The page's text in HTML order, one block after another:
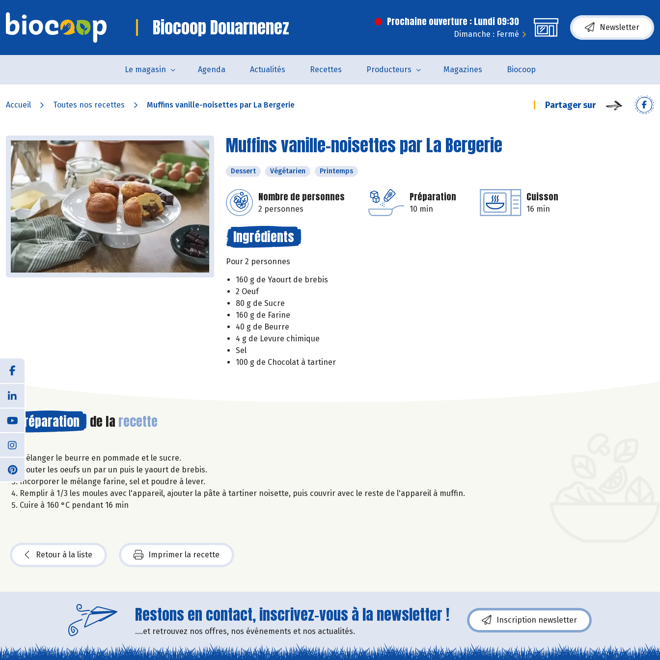
Biocoop Douarnenez Prochaine ouverture : Lundi 09:30
Dimanche : Fermé
Newsletter
Le magasin Agenda Actualités Recettes Producteurs Magazines Biocoop
Accueil Toutes nos recettes Muffins vanille-noisettes par La Bergerie Partager sur
Muffins vanille-noisettes par La Bergerie
Dessert Végétarien Printemps
Nombre de personnes
2 personnes
Préparation
10 min
Cuisson
16 min
Ingrédients
Pour 2 personnes
160 g de Yaourt de brebis
2 Oeuf
80 g de Sucre
160 g de Farine
40 g de Beurre
4 g de Levure chimique
Sel
100 g de Chocolat à tartiner
Préparation de la recette
Mélanger le beurre en pommade et le sucre.
Ajouter les oeufs un par un puis le yaourt de brebis.
Incorporer le mélange farine, sel et poudre à lever.
Remplir à 1/3 les moules avec l'appareil, ajouter la pâte à tartiner noisette, puis couvrir avec le reste de l'appareil à muffin.
Cuire à 160 °C pendant 16 min
Retour à la liste Imprimer la recette
Restons en contact, inscrivez-vous à la newsletter !
....et retrouvez nos offres, nos événements et nos actualités.
Inscription newsletter